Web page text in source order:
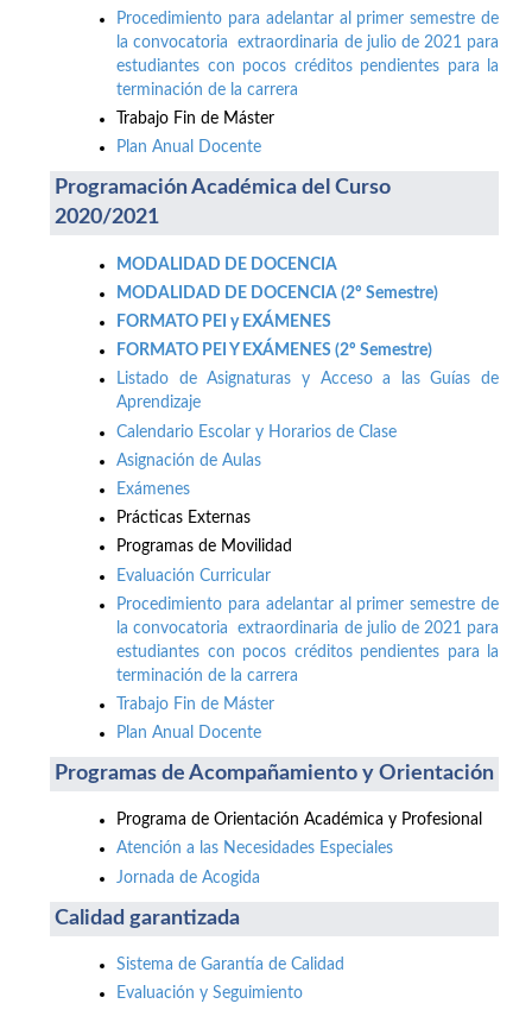
Procedimiento para adelantar al primer semestre de
la convocatoria extraordinaria de julio de 2021 para
estudiantes con pocos créditos pendientes para la
terminación de la carrera
Trabajo Fin de Máster
Plan Anual Docente
Programación Académica del Curso
2020/2021
MODALIDAD DE DOCENCIA
MODALIDAD DE DOCENCIA (2º Semestre)
FORMATO PEI y EXÁMENES
FORMATO PEI Y EXÁMENES (2º Semestre)
Listado de Asignaturas y Acceso a las Guías de
Aprendizaje
Calendario Escolar y Horarios de Clase
Asignación de Aulas
Exámenes
Prácticas Externas
Programas de Movilidad
Evaluación Curricular
Procedimiento para adelantar al primer semestre de
la convocatoria extraordinaria de julio de 2021 para
estudiantes con pocos créditos pendientes para la
terminación de la carrera
Trabajo Fin de Máster
Plan Anual Docente
Programas de Acompañamiento y Orientación
Programa de Orientación Académica y Profesional
Atención a las Necesidades Especiales
Jornada de Acogida
Calidad garantizada
Sistema de Garantía de Calidad
Evaluación y Seguimiento